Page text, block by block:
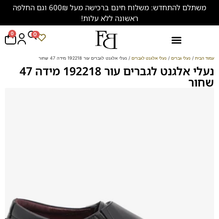
משתלם להתחדש: משלוח חינם ברכישה מעל 600₪ וגם החלפה
ראשונה ללא עלות!
0 0
עמוד הבית / נעלי גברים / נעלי אלגנט לגברים / נעלי אלגנט לגברים עור 192218 מידה 47 שחור
נעלי אלגנט לגברים עור 192218 מידה 47
שחור